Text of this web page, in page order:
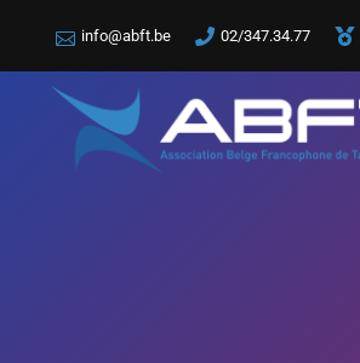
info@abft.be 02/347.34.77